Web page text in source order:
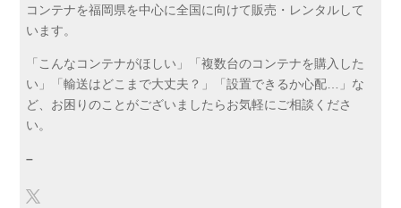
コンテナを福岡県を中心に全国に向けて販売・レンタルして
います。
「こんなコンテナがほしい」「複数台のコンテナを購入した
い」「輸送はどこまで大丈夫？」「設置できるか心配…」な
ど、お困りのことがございましたらお気軽にご相談くださ
い。
–